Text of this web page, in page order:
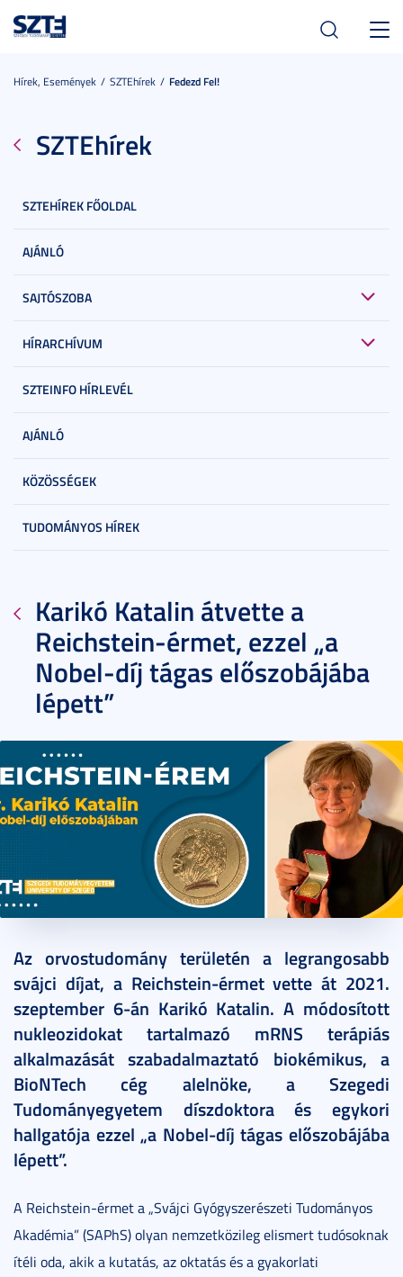
Hírek, Események SZTEhírek Fedezd Fel!
SZTEhírek
SZTEHÍREK FŐOLDAL
AJÁNLÓ
SAJTÓSZOBA
HÍRARCHÍVUM
SZTEINFO HÍRLEVÉL
AJÁNLÓ
KÖZÖSSÉGEK
TUDOMÁNYOS HÍREK
Karikó Katalin átvette a
Reichstein-érmet, ezzel „a
Nobel-díj tágas előszobájába
lépett”
Az orvostudomány területén a legrangosabb
svájci díjat, a Reichstein-érmet vette át 2021.
szeptember 6-án Karikó Katalin. A módosított
nukleozidokat tartalmazó mRNS terápiás
alkalmazását szabadalmaztató biokémikus, a
BioNTech cég alelnöke, a Szegedi
Tudományegyetem díszdoktora és egykori
hallgatója ezzel „a Nobel-díj tágas előszobájába
lépett”.
A Reichstein-érmet a „Svájci Gyógyszerészeti Tudományos
Akadémia” (SAPhS) olyan nemzetközileg elismert tudósoknak
ítéli oda, akik a kutatás, az oktatás és a gyakorlati